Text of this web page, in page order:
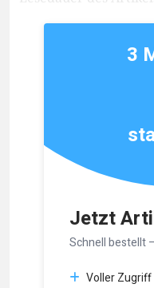
Jetzt
Schnell bestellt
Voller
3